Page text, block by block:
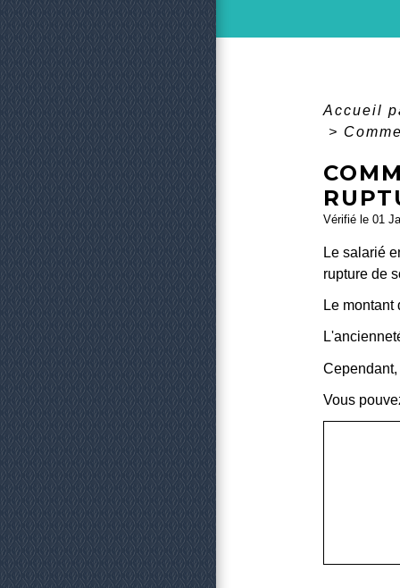
Accueil
>
Vérifié le 01
Le salarié
rupture de
Le montant
Vous